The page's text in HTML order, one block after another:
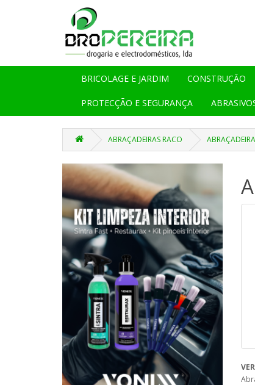
BRICOLAGE E JARDIM CONSTRUÇÃO
PROTECÇÃO E SEGURANÇA
ABRAÇADEIRAS RACO